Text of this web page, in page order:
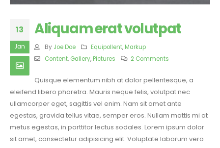
13
Jan
Aliquam erat volutpat
By Joe Doe Equipollent, Markup
Content, Gallery, Pictures 2 Comments
Quisque elementum nibh at dolor pellentesque, a
eleifend libero pharetra. Mauris neque felis, volutpat nec
ullamcorper eget, sagittis vel enim. Nam sit amet ante
egestas, gravida tellus vitae, semper eros. Nullam mattis mi at
metus egestas, in porttitor lectus sodales. Lorem ipsum dolor
sit amet, consectetur adipisicing elit. Voluptate laborum vero